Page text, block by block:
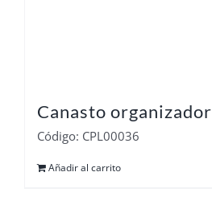
Canasto organizador
Código: CPL00036
Añadir al carrito